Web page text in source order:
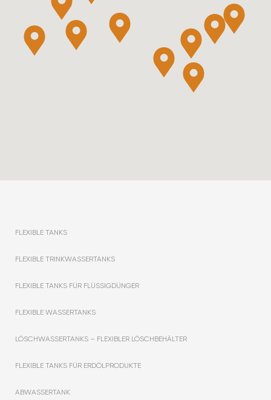
FLEXIBLE TANKS
FLEXIBLE TRINKWASSERTANKS
FLEXIBLE TANKS FÜR FLÜSSIGDÜNGER
FLEXIBLE WASSERTANKS
LÖSCHWASSERTANKS – FLEXIBLER LÖSCHBEHÄLTER
FLEXIBLE TANKS FÜR ERDÖLPRODUKTE
ABWASSERTANK